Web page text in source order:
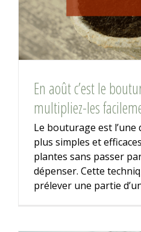
En août c’est le
multipliez-les
Le bouturage est l’une
plus simples et
plantes sans passer
dépenser. Cette
prélever une partie